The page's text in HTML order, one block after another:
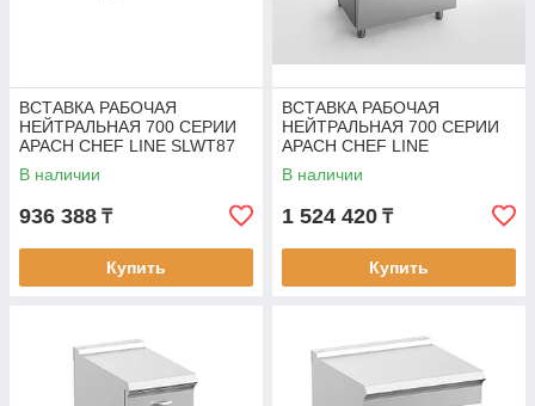
ВСТАВКА РАБОЧАЯ
НЕЙТРАЛЬНАЯ 700 СЕРИИ
APACH CHEF LINE SLWT87
В наличии
936 388 ₸
Купить
ВСТАВКА РАБОЧАЯ
НЕЙТРАЛЬНАЯ 700 СЕРИИ
APACH CHEF LINE
SLWT87СS
В наличии
1 524 420 ₸
Купить